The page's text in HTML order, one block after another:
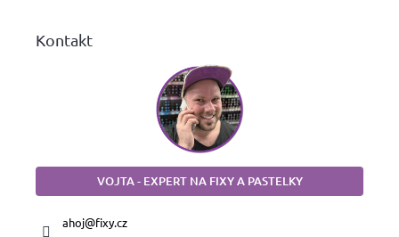
Kontakt
VOJTA - EXPERT NA FIXY A PASTELKY
ahoj@fixy.cz